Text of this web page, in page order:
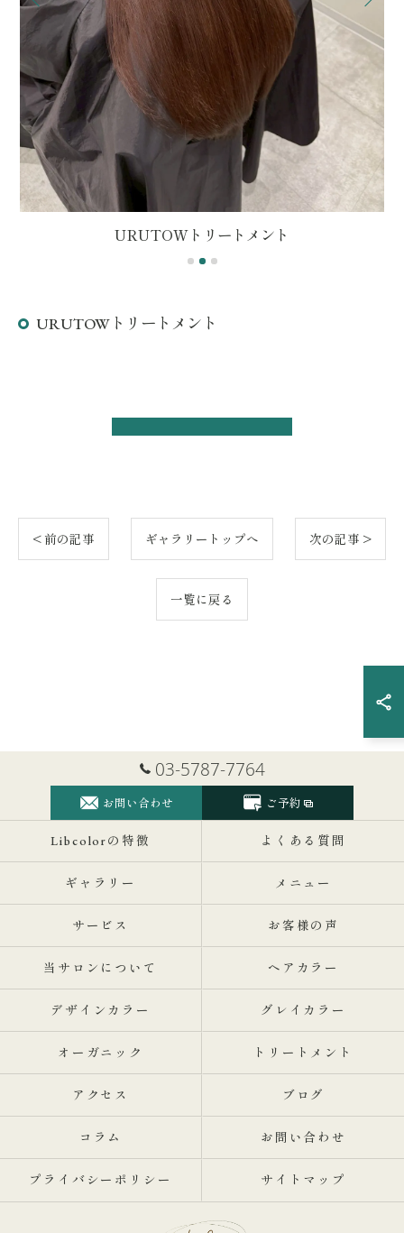
URUTOWトリートメント
URUTOWトリートメント
< 前の記事 ギャラリートップへ 次の記事 >
一覧に戻る
03-5787-7764
お問い合わせ ご予約
Libcolorの特徴 よくある質問
ギャラリー メニュー
サービス お客様の声
当サロンについて ヘアカラー
デザインカラー グレイカラー
オーガニック トリートメント
アクセス ブログ
コラム お問い合わせ
プライバシーポリシー サイトマップ